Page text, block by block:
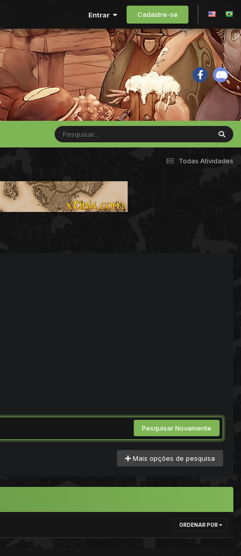
Entrar Cadastre-se
Todas Atividades
Pesquisar Novamente
Mais opções de pesquisa
ORDENAR POR